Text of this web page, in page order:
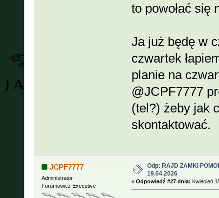
to powołać się
Ja już będę w
czwartek
planie na
@JCPF7777
(tel?) żeby jak
skontaktować.
JCPF7777
Administrator
Forumowicz Executive
Odp: RAJD ZAMKI
19.04.2026
« Odpowiedź #27 dnia: Kwiecień